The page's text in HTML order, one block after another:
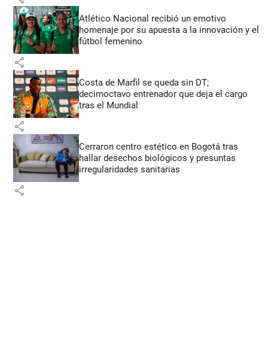
Atlético Nacional recibió un emotivo
homenaje por su apuesta a la innovación y el
fútbol femenino
share
Costa de Marfil se queda sin DT;
decimoctavo entrenador que deja el cargo
tras el Mundial
share
Cerraron centro estético en Bogotá tras
hallar desechos biológicos y presuntas
irregularidades sanitarias
share